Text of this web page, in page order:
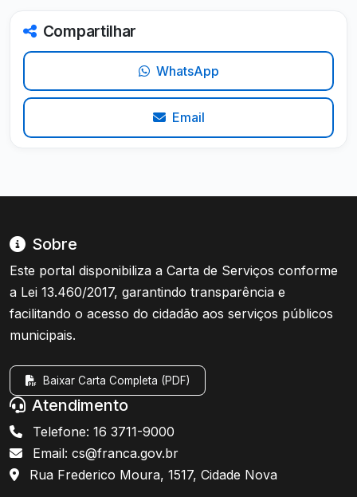
Compartilhar
WhatsApp
Email
Sobre
Este portal disponibiliza a Carta de Serviços conforme
a Lei 13.460/2017, garantindo transparência e
facilitando o acesso do cidadão aos serviços públicos
municipais.
Baixar Carta Completa (PDF)
Atendimento
Telefone: 16 3711-9000
Email: cs@franca.gov.br
Rua Frederico Moura, 1517, Cidade Nova